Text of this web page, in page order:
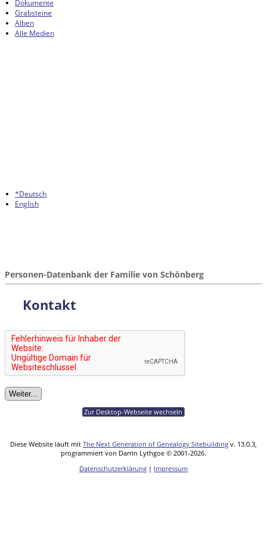
Dokumente
Grabsteine
Alben
Alle Medien
*Deutsch
English
Personen-Datenbank der Familie von Schönberg
Kontakt
Zur Desktop-Webseite wechseln
Diese Website läuft mit The Next Generation of Genealogy Sitebuilding v. 13.0.3,
programmiert von Darrin Lythgoe © 2001-2026.
Datenschutzerklärung | Impressum